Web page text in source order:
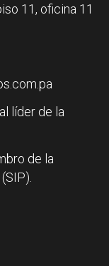
11, oficina 11
líder de la
de la